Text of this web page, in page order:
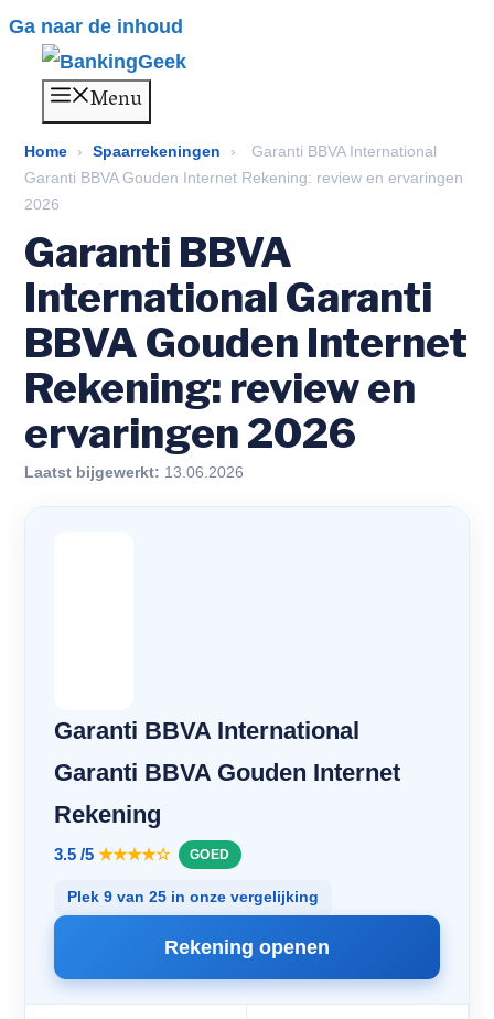
Ga naar de inhoud
Menu
Home › Spaarrekeningen ›
Garanti BBVA International
Garanti BBVA Gouden Internet Rekening: review en ervaringen
2026
Garanti BBVA
International Garanti
BBVA Gouden Internet
Rekening: review en
ervaringen 2026
Laatst bijgewerkt: 13.06.2026
Garanti BBVA International
Garanti BBVA Gouden Internet
Rekening
3.5 /5 ★★★★☆ GOED
Plek 9 van 25 in onze vergelijking
Rekening openen